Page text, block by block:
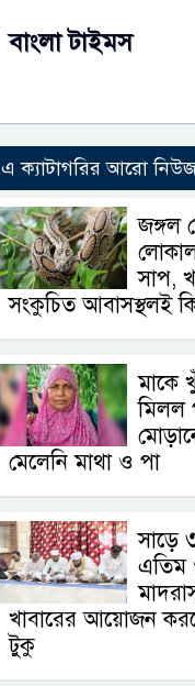
বাংলা টাইমস
এ ক্যাটাগরির আরো
জঙ্গল
সাপ,
সংকুচিত আবাসস্থলই
মাকে
মিলল
মেলেনি মাথা ও পা
সাড়ে
এতিম
খাবারের আয়োজন
টুকু